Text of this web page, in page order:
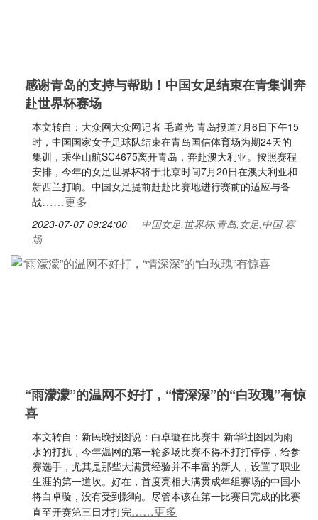
感谢青岛的支持与帮助！中国女足结束在青集训奔
赴世界杯赛场
本文转自：大众网大众网记者 毛道光 青岛报道7月6日下午15
时，中国国家女子足球队结束在青岛国信体育场为期24天的
集训，乘坐山航SC4675离开青岛，奔赴澳大利亚。按照赛程
安排，今年的女足世界杯将于北京时间7月20日在澳大利亚和
新西兰打响。中国女足提前赶赴比赛地进行赛前的适应与备
战……更多
2023-07-07 09:24:00
中国女足,世界杯,青岛,女足,中国,赛
场
“雨濛濛”的温网不好打，“情深深”的“白玫瑰”有惊
喜
本文转自：新民晚报图说：白卓璇在比赛中 新华社图因为雨
水的打扰，今年温网的第一轮多场比赛不得不打打停停，给参
赛选手，尤其是那些大满贯经验并不丰富的新人，设置了职业
生涯的第一道坎。好在，首度亮相大满贯成年组赛场的中国小
将白卓璇，没有受到影响。尽管本该在第一比赛日完成的比赛
直至开赛第三日才打完……更多